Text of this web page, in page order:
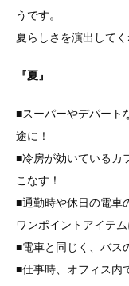
うです。
夏らしさを演出して
『夏』
■スーパーやデパート
途に！
■冷房が効いているカ
こなす！
■通勤時や休日の電車
ワンポイントアイテム
■電車と同じく、バス
■仕事時、オフィス内